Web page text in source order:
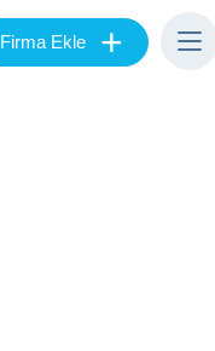
Firma Ekle +